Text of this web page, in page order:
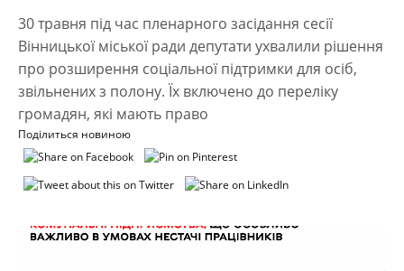
30 травня під час пленарного засідання сесії
Вінницької міської ради депутати ухвалили рішення
про розширення соціальної підтримки для осіб,
звільнених з полону. Їх включено до переліку
громадян, які мають право
Поділиться новиною